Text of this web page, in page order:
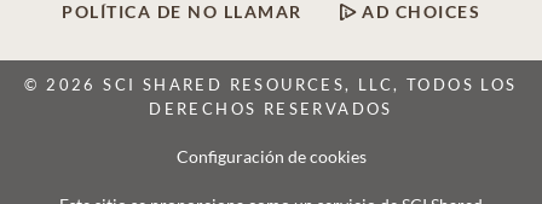
POLÍTICA DE NO LLAMAR
AD CHOICES
© 2026 SCI SHARED RESOURCES, LLC, TODOS LOS
DERECHOS RESERVADOS
Configuración de cookies